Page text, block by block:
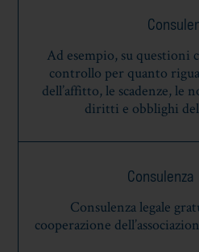
Ad esempio, su questioni
controllo per quanto
dell’affitto, le scadenze, le
diritti e obblighi
Consulenza legale
cooperazione